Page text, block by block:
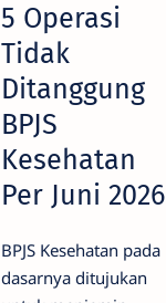
5 Operasi
Tidak
Ditanggung
BPJS
Kesehatan
Per Juni 2026
BPJS Kesehatan pada
dasarnya ditujukan